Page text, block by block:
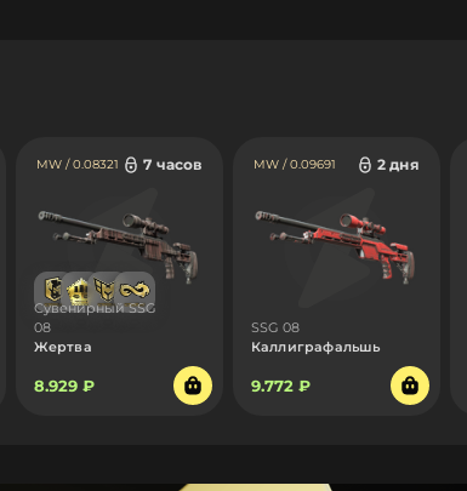
MW / 0.08321 7 часов
Сувенирный SSG
08
Жертва
8.929 ₽
MW / 0.09691 2 дня
SSG 08
Каллиграфальшь
9.772 ₽